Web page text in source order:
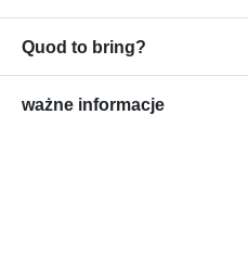
Quod to bring?
ważne informacje